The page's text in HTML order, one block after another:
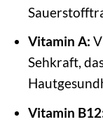
Vitamin A:
Sehkraft,
Vitamin